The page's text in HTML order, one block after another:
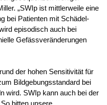
„SWIp ist mittlerweile eine
bei Patienten mit Schädel-
episodisch auch bei
Gefässveränderungen
der hohen Sensitivität für
Bildgebungsstandard bei
wird. SWIp kann auch bei der
bitten unsere